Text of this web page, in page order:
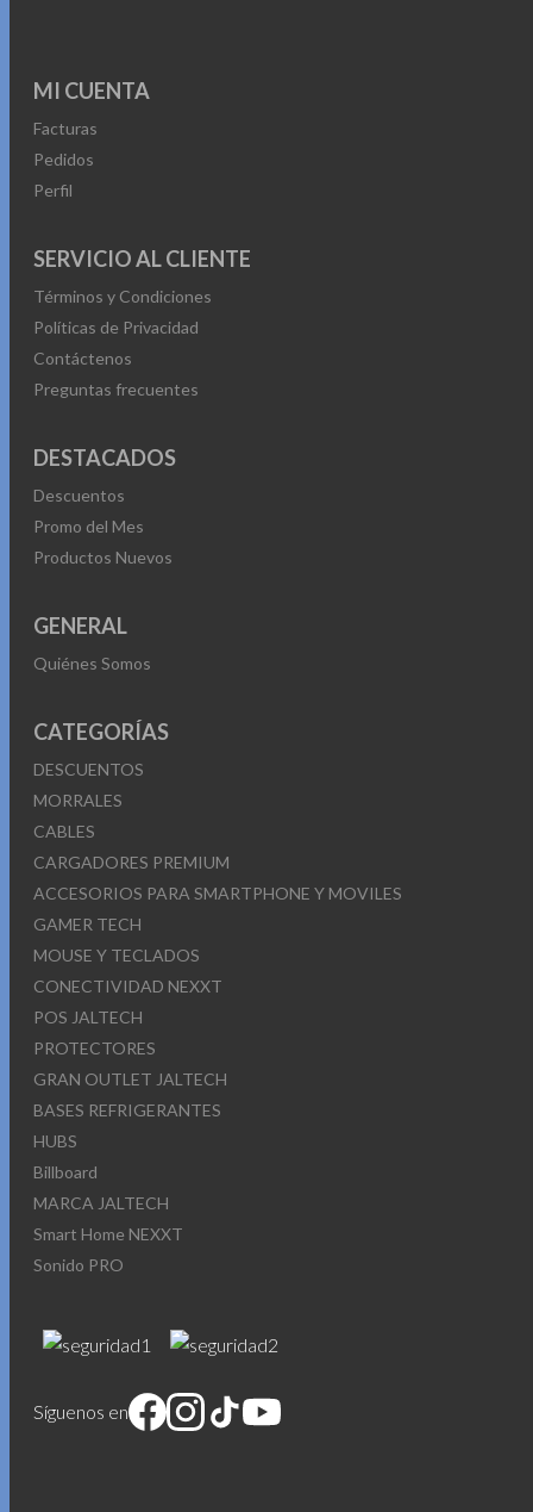
MI CUENTA
Facturas
Pedidos
Perfil
SERVICIO AL CLIENTE
Términos y Condiciones
Políticas de Privacidad
Contáctenos
Preguntas frecuentes
DESTACADOS
Descuentos
Promo del Mes
Productos Nuevos
GENERAL
Quiénes Somos
CATEGORÍAS
DESCUENTOS
MORRALES
CABLES
CARGADORES PREMIUM
ACCESORIOS PARA SMARTPHONE Y MOVILES
GAMER TECH
MOUSE Y TECLADOS
CONECTIVIDAD NEXXT
POS JALTECH
PROTECTORES
GRAN OUTLET JALTECH
BASES REFRIGERANTES
HUBS
Billboard
MARCA JALTECH
Smart Home NEXXT
Sonido PRO
Síguenos en